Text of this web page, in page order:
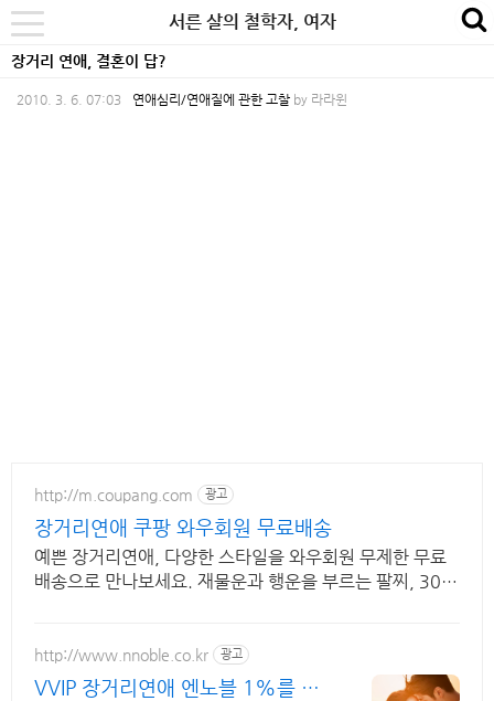
본
문
바
내
비
게
카
테
고
toggle
navigation
서른 살의 철학자, 여자
장거리 연애, 결혼이 답?
2010. 3. 6. 07:03 연애심리/연애질에 관한 고찰 by 라라윈
http://m.coupang.com 광고
장거리연애 쿠팡 와우회원 무료배송
예쁜 장거리연애, 다양한 스타일을 와우회원 무제한 무료
배송으로 만나보세요. 재물운과 행운을 부르는 팔찌, 30일
http://www.nnoble.co.kr 광고
VVIP 장거리연애 엔노블 1%를 위